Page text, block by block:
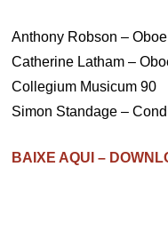
Anthony Robson – Oboe
Catherine Latham –
Collegium Musicum 90
Simon Standage –
BAIXE AQUI –